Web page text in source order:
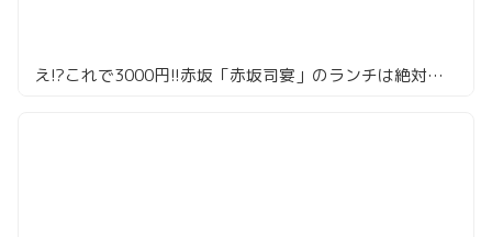
え!?これで3000円!!赤坂「赤坂司宴」のランチは絶対行くべき